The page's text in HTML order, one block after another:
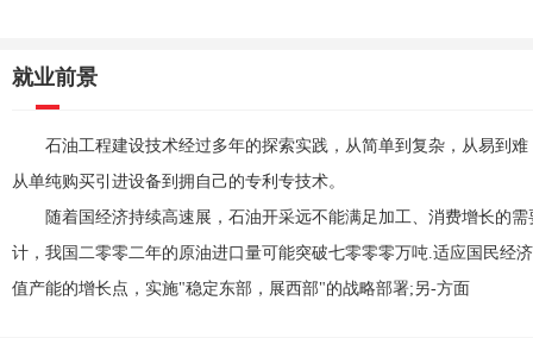
就业前景
石油工程建设技术经过多年的探索实践，从简单到复杂，从易到
从单纯购买引进设备到拥自己的专利专技术。
随着国经济持续高速展，石油开采远不能满足加工、消费增长的
计，我国二零零二年的原油进口量可能突破七零零零万吨.适应国民经
值产能的增长点，实施"稳定东部，展西部"的战略部署;另-方面